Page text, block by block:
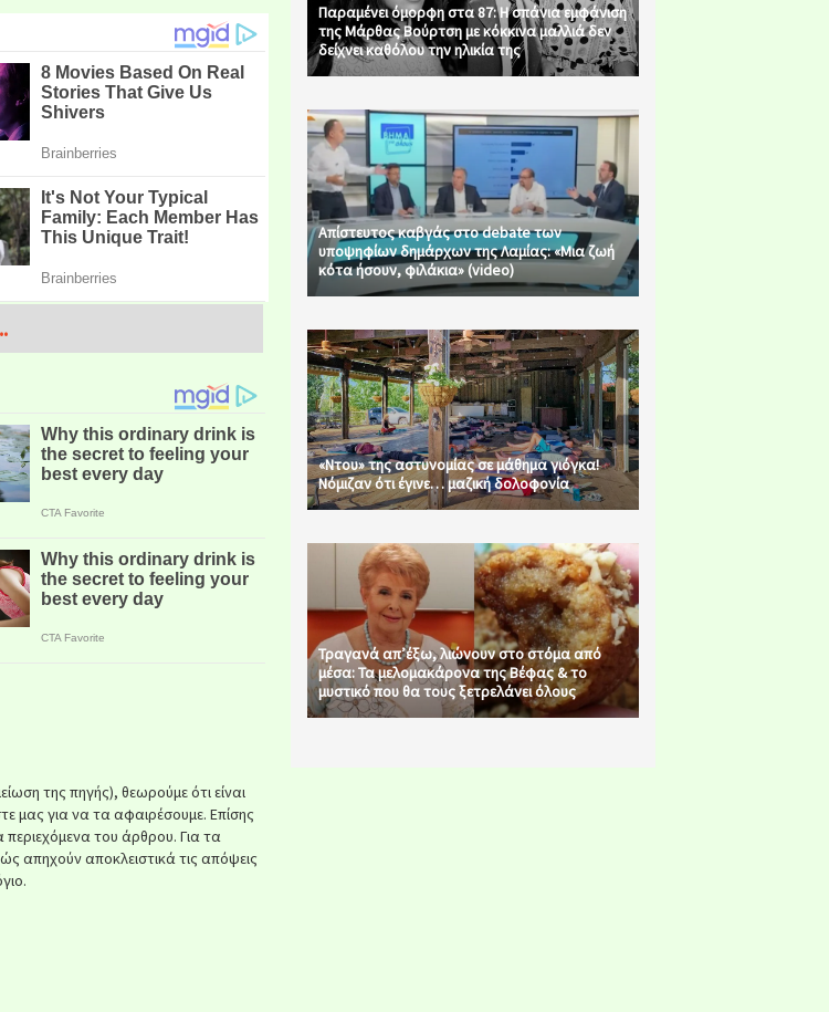
της πηγής), θεωρούμε ότι είναι
μας για να τα αφαιρέσουμε. Επίσης
περιεχόμενα του άρθρου. Για τα
απηχούν αποκλειστικά τις απόψεις
Παραμένει όμορφη στα 87: Η σπάνια εμφάνιση
της Μάρθας Βούρτση με κόκκινα μαλλιά δεν
δείχνει καθόλου την ηλικία της
Απίστευτος καβγάς στο debate των
υποψηφίων δημάρχων της Λαμίας: «Μια ζωή
κότα ήσουν, φιλάκια» (video)
«Ντου» της αστυνομίας σε μάθημα γιόγκα!
Νόμιζαν ότι έγινε… μαζική δολοφονία
Τραγανά απ’έξω, λιώνουν στο στόμα από
μέσα: Τα μελομακάρονα της Βέφας & το
μυστικό που θα τους ξετρελάνει όλους